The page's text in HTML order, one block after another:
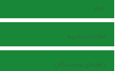
مرور
اطلاعات نشریه
راهنمای نویسندگان